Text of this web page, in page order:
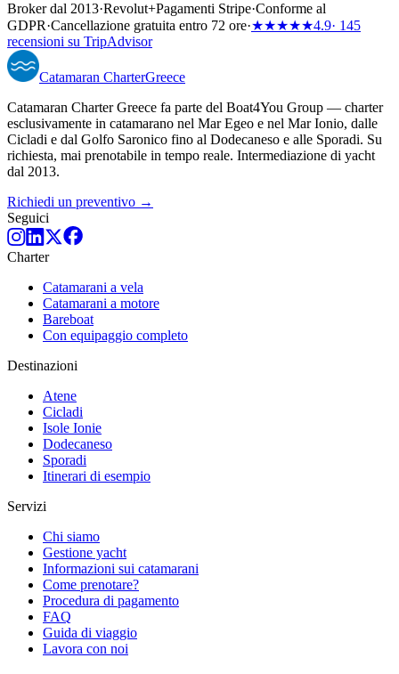
Broker dal 2013·Revolut+Pagamenti Stripe·Conforme al
GDPR·Cancellazione gratuita entro 72 ore·★★★★★4.9· 145
recensioni su TripAdvisor
Catamaran CharterGreece
Catamaran Charter Greece fa parte del Boat4You Group — charter
esclusivamente in catamarano nel Mar Egeo e nel Mar Ionio, dalle
Cicladi e dal Golfo Saronico fino al Dodecaneso e alle Sporadi. Su
richiesta, mai prenotabile in tempo reale. Intermediazione di yacht
dal 2013.
Richiedi un preventivo →
Seguici
Charter
Catamarani a vela
Catamarani a motore
Bareboat
Con equipaggio completo
Destinazioni
Atene
Cicladi
Isole Ionie
Dodecaneso
Sporadi
Itinerari di esempio
Servizi
Chi siamo
Gestione yacht
Informazioni sui catamarani
Come prenotare?
Procedura di pagamento
FAQ
Guida di viaggio
Lavora con noi